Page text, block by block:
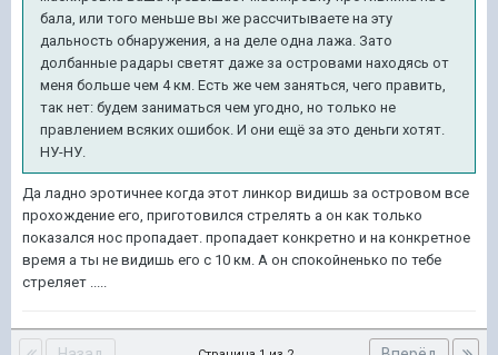
бала, или того меньше вы же рассчитываете на эту
дальность обнаружения, а на деле одна лажа. Зато
долбанные радары светят даже за островами находясь от
меня больше чем 4 км. Есть же чем заняться, чего править,
так нет: будем заниматься чем угодно, но только не
правлением всяких ошибок. И они ещё за это деньги хотят.
НУ-НУ.
Да ладно эротичнее когда этот линкор видишь за островом все
прохождение его, приготовился стрелять а он как только
показался нос пропадает. пропадает конкретно и на конкретное
время а ты не видишь его с 10 км. А он спокойненько по тебе
стреляет .....